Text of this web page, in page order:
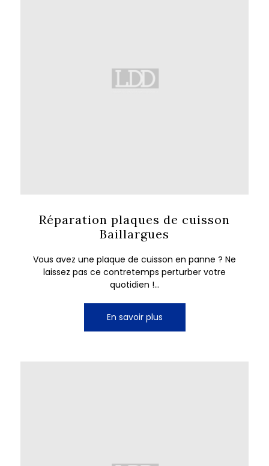
Réparation plaques de cuisson
Baillargues
Vous avez une plaque de cuisson en panne ? Ne
laissez pas ce contretemps perturber votre
quotidien !...
En savoir plus